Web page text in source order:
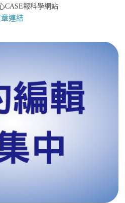
CASE報科學網站
章連結